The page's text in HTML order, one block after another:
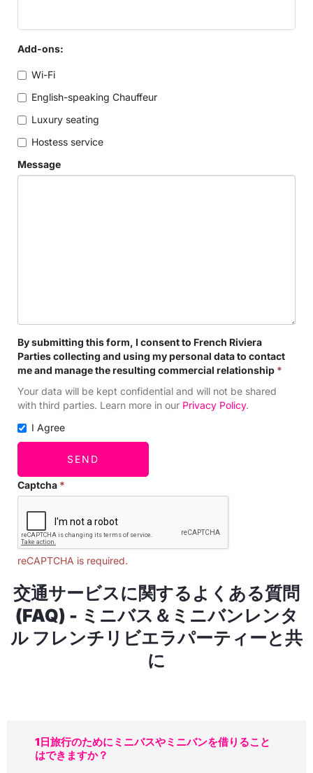
Add-ons:
Wi-Fi
English-speaking Chauffeur
Luxury seating
Hostess service
Message
By submitting this form, I consent to French Riviera
Parties collecting and using my personal data to contact
me and manage the resulting commercial relationship *
Your data will be kept confidential and will not be shared
with third parties. Learn more in our Privacy Policy.
I Agree
SEND
Captcha *
reCAPTCHA is required.
交通サービスに関するよくある質問
(FAQ) - ミニバス＆ミニバンレンタ
ル フレンチリビエラパーティーと共
に
1日旅行のためにミニバスやミニバンを借りること
はできますか？